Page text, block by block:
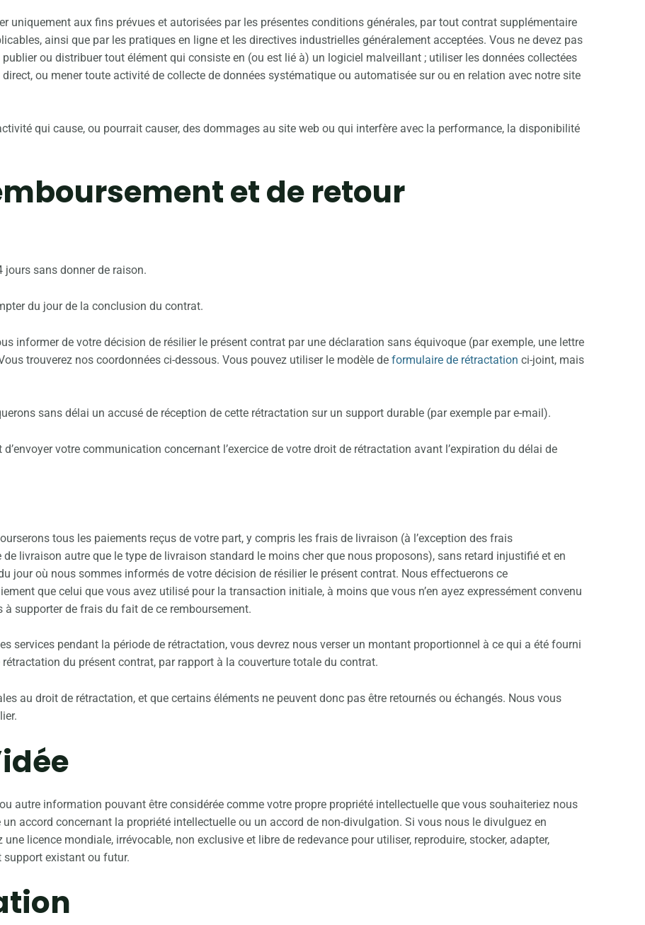
uniquement aux fins prévues et autorisées par les présentes conditions générales, par tout contrat supplémentaire
ainsi que par les pratiques en ligne et les directives industrielles généralement acceptées. Vous ne devez pas
ou distribuer tout élément qui consiste en (ou est lié à) un logiciel malveillant ; utiliser les données collectées
ou mener toute activité de collecte de données systématique ou automatisée sur ou en relation avec notre site
qui cause, ou pourrait causer, des dommages au site web ou qui interfère avec la performance, la disponibilité
et de retour
jours sans donner de raison.
du jour de la conclusion du contrat.
informer de votre décision de résilier le présent contrat par une déclaration sans équivoque (par exemple, une lettre
trouverez nos coordonnées ci-dessous. Vous pouvez utiliser le modèle de formulaire de rétractation ci-joint, mais
sans délai un accusé de réception de cette rétractation sur un support durable (par exemple par e-mail).
votre communication concernant l’exercice de votre droit de rétractation avant l’expiration du délai de
tous les paiements reçus de votre part, y compris les frais de livraison (à l’exception des frais
livraison autre que le type de livraison standard le moins cher que nous proposons), sans retard injustifié et en
jour où nous sommes informés de votre décision de résilier le présent contrat. Nous effectuerons ce
que celui que vous avez utilisé pour la transaction initiale, à moins que vous n’en ayez expressément convenu
à supporter de frais du fait de ce remboursement.
services pendant la période de rétractation, vous devrez nous verser un montant proportionnel à ce qui a été fourni
du présent contrat, par rapport à la couverture totale du contrat.
au droit de rétractation, et que certains éléments ne peuvent donc pas être retournés ou échangés. Nous vous
autre information pouvant être considérée comme votre propre propriété intellectuelle que vous souhaiteriez nous
accord concernant la propriété intellectuelle ou un accord de non-divulgation. Si vous nous le divulguez en
une licence mondiale, irrévocable, non exclusive et libre de redevance pour utiliser, reproduire, stocker, adapter,
support existant ou futur.